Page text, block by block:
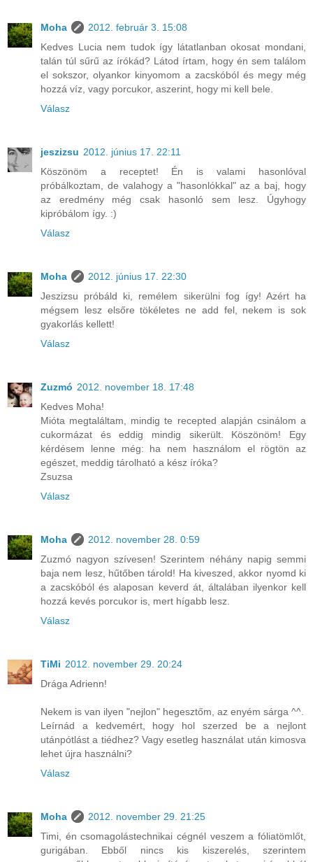
Moha
2012. február 3. 15:08
Kedves Lucia nem tudok így látatlanban okosat mondani,
talán túl sűrű az írókád? Látod írtam, hogy én sem találom
el sokszor, olyankor kinyomom a zacskóból és megy még
hozzá víz, vagy porcukor, aszerint, hogy mi kell bele.
Válasz
jeszizsu 2012. június 17. 22:11
Köszönöm a receptet! Én is valami hasonlóval
próbálkoztam, de valahogy a "hasonlókkal" az a baj, hogy
az eredmény még csak hasonló sem lesz. Úgyhogy
kipróbálom így. :)
Válasz
Moha
2012. június 17. 22:30
Jeszizsu próbáld ki, remélem sikerülni fog így! Azért ha
mégsem lesz elsőre tökéletes ne add fel, nekem is sok
gyakorlás kellett!
Válasz
Zuzmó 2012. november 18. 17:48
Kedves Moha!
Mióta megtaláltam, mindig te recepted alapján csinálom a
cukormázat és eddig mindig sikerült. Köszönöm! Egy
kérdésem lenne még: ha nem használom el rögtön az
egészet, meddig tárolható a kész íróka?
Zsuzsa
Válasz
Moha
2012. november 28. 0:59
Zuzmó nagyon szívesen! Szerintem néhány napig semmi
baja nem lesz, hűtőben tárold! Ha kiveszed, akkor nyomd ki
a zacskóból és alaposan keverd át, általában ilyenkor kell
hozzá kevés porcukor is, mert hígabb lesz.
Válasz
TiMi 2012. november 29. 20:24
Drága Adrienn!
Nekem is van ilyen "nejlon" hegesztőm, az enyém sárga ^^.
Leírnád a kedvemért, hogy hol szerzed be a nejlont
utánpótlást a tiédhez? Vagy esetleg használat után kimosva
lehet újra használni?
Válasz
Moha
2012. november 29. 21:25
Timi, én csomagolástechnikai cégnél veszem a fóliatömlőt,
gurigában. Ebből nincs kis kiszerelés, szerintem